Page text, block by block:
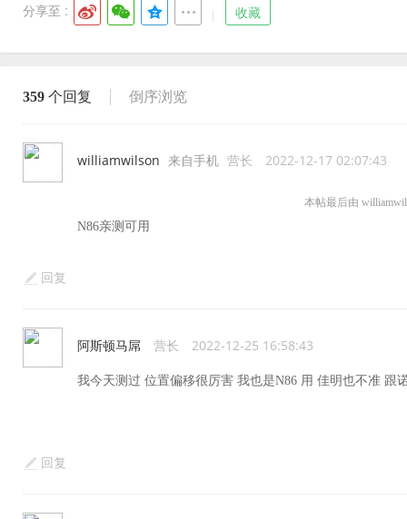
分享至 : 收藏
359 个回复 倒序浏览
williamwilson 来自手机 营长 2022-12-17 02:07:43
本帖最后由
N86亲测可用
回复
阿斯顿马屌 营长 2022-12-25 16:58:43
我今天测过 位置偏移很厉害 我也是N86 用 佳明也不准
回复